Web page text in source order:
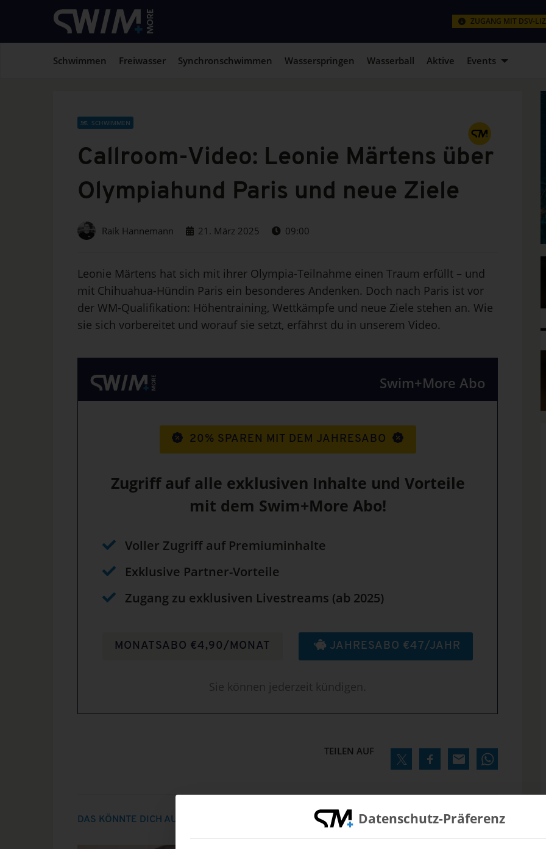
ZUGANG MIT DSV-
Schwimmen Freiwasser Synchronschwimmen Wasserspringen Wasserball Aktive Events
SCHWIMMEN
Callroom-Video: Leonie Märtens über
Olympiahund Paris und neue Ziele
Raik Hannemann 21. März 2025 09:00
Leonie Märtens hat sich mit ihrer Olympia-Teilnahme einen Traum erfüllt – und
mit Chihuahua-Hündin Paris ein besonderes Andenken. Doch nach Paris ist vor
der WM-Qualifikation: Höhentraining, Wettkämpfe und neue Ziele stehen an. Wie
sie sich vorbereitet und worauf sie setzt, erfährst du in unserem Video.
Swim+More Abo
20% SPAREN MIT DEM JAHRESABO
Zugriff auf alle exklusiven Inhalte und Vorteile
mit dem Swim+More Abo!
Voller Zugriff auf Premiuminhalte
Exklusive Partner-Vorteile
Zugang zu exklusiven Livestreams (ab 2025)
MONATSABO €4,90/MONAT JAHRESABO €47/JAHR
Sie können jederzeit kündigen.
TEILEN AUF
DAS KÖNNTE DICH AUCH INTERRESSIEREN Datenschutz-Präferenz